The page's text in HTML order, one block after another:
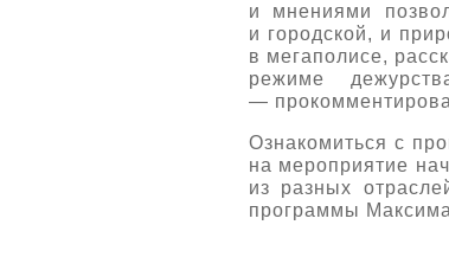
и мнениями
и городской, и
в мегаполисе,
режиме
—
Ознакомиться с
на мероприятие
из разных
программы